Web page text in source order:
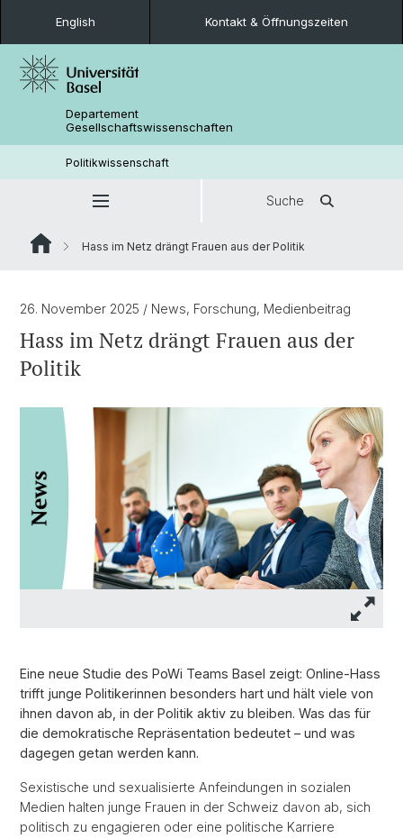
English Kontakt & Öffnungszeiten
Departement
Gesellschaftswissenschaften
Politikwissenschaft
Suche
Hass im Netz drängt Frauen aus der Politik
26. November 2025 / News, Forschung, Medienbeitrag
Hass im Netz drängt Frauen aus der
Politik
Eine neue Studie des PoWi Teams Basel zeigt: Online-Hass
trifft junge Politikerinnen besonders hart und hält viele von
ihnen davon ab, in der Politik aktiv zu bleiben. Was das für
die demokratische Repräsentation bedeutet – und was
dagegen getan werden kann.
Sexistische und sexualisierte Anfeindungen in sozialen
Medien halten junge Frauen in der Schweiz davon ab, sich
politisch zu engagieren oder eine politische Karriere